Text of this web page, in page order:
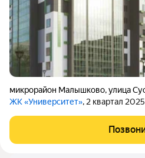
микрорайон Малышково,улица
ЖК «Университет», 2 квартал 2025